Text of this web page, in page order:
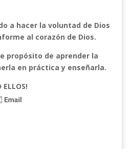
a hacer la voluntad de Dios
al corazón de Dios.
propósito de aprender la
en práctica y enseñarla.
ELLOS!